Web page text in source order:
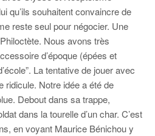
qu’ils souhaitent convaincre de
reste seul pour négocier. Une
Nous avons très
d’époque (épées et
La tentative de jouer avec
ridicule. Notre idée a été de
Debout dans sa trappe,
dans la tourelle d’un char. C’est
en voyant Maurice Bénichou y